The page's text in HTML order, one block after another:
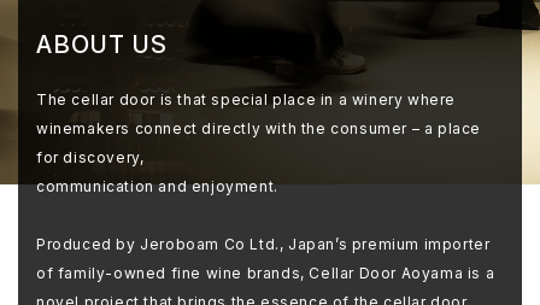
ABOUT US
The cellar door is that special place in a winery where
winemakers connect directly with the consumer – a place
for discovery,
communication and enjoyment.
Produced by Jeroboam Co Ltd., Japan’s premium importer
of family-owned fine wine brands, Cellar Door Aoyama is a